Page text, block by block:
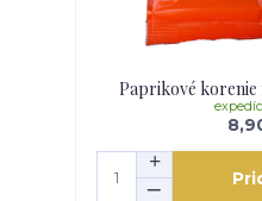
Paprikové korenie